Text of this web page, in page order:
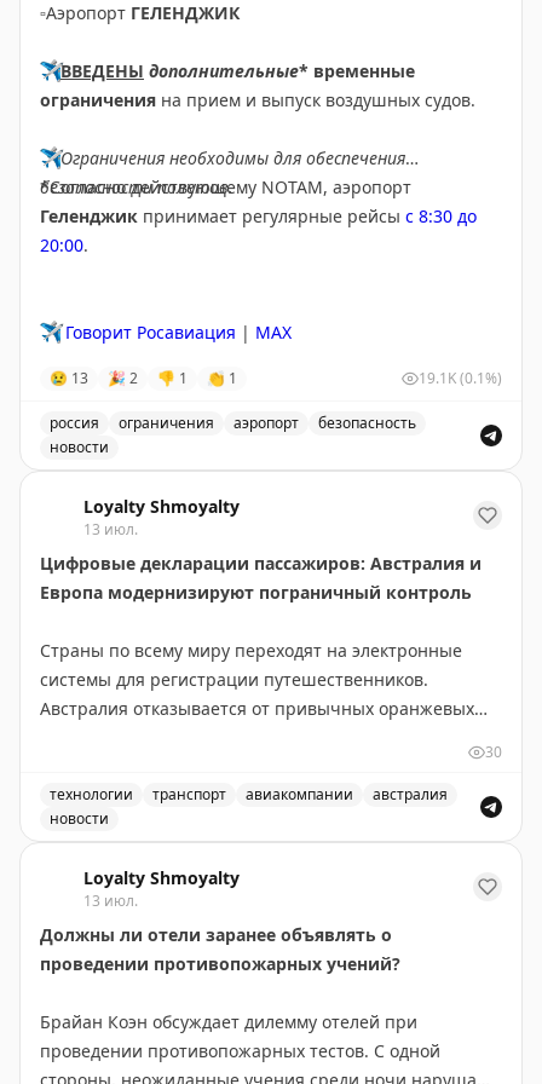
▫️Аэропорт ГЕЛЕНДЖИК
✈️ВВЕДЕНЫ дополнительные* временные
ограничения на прием и выпуск воздушных судов.
✈️Ограничения необходимы для обеспечения
безопасности полетов.
*Согласно действующему NOTAM, аэропорт
Геленджик принимает регулярные рейсы с 8:30 до
20:00.
✈️ Говорит Росавиация | MAX
😢 13 🎉 2 👎 1 👏 1 19.1K(0.1%)
россия ограничения аэропорт
безопасность
новости
Loyalty Shmoyalty
13 июл.
Цифровые декларации пассажиров: Австралия и
Европа модернизируют пограничный контроль
Страны по всему миру переходят на электронные
системы для регистрации путешественников.
Австралия отказывается от привычных оранжевых
платформы Australia Travel Declaration. Новая система
будет внедрена во всех международных аэропортах и
портах в течение 12-18 месяцев. На проект выделено
программа уже запущена с авиакомпанией Qantas.
В Европе также идет модернизация пограничного
контроля. Система предварительной авторизации
официальный сайт указывает на запуск в конце 2026
года, эксперты скептичны относительно этого срока.
30
технологии транспорт авиакомпании
австралия
новости
Loyalty Shmoyalty
13 июл.
Должны ли отели заранее объявлять о
проведении противопожарных учений?
Брайан Коэн обсуждает дилемму отелей при
проведении противопожарных тестов. С одной